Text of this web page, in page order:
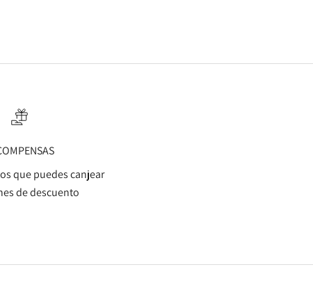
que puedes canjear
de descuento